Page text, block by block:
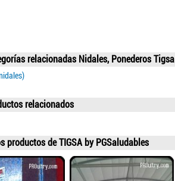
relacionadas Nidales, Ponederos Tigsa
relacionados
productos de TIGSA by PGSaludables